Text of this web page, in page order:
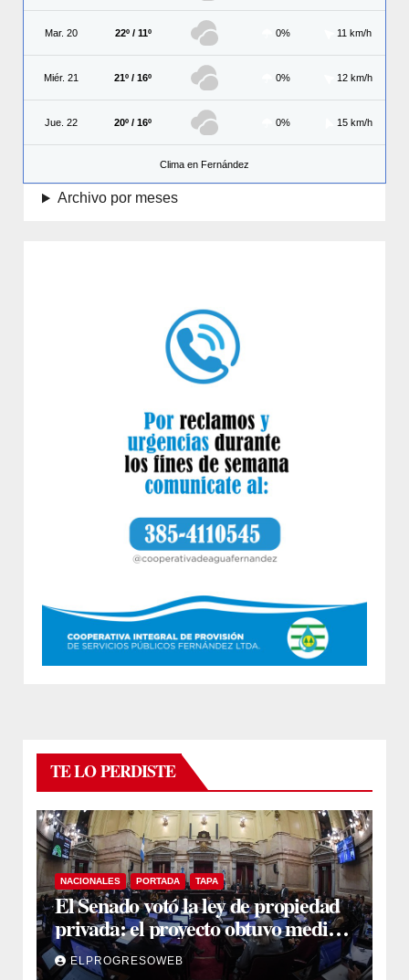
Mar. 20 22º / 11º 0% 11 km/h
Miér. 21 21º / 16º 0% 12 km/h
Jue. 22 20º / 16º 0% 15 km/h
Clima en Fernández
Archivo por meses
TE LO PERDISTE
NACIONALES PORTADA TAPA
El Senado votó la ley de propiedad
privada: el proyecto obtuvo media
sanción
ELPROGRESOWEB